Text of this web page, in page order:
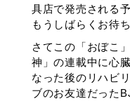
具店で発売される
もうしばらくお待
さてこの「おぼこ
神」の連載中に心
なった後のリハビ
ブのお友達だった